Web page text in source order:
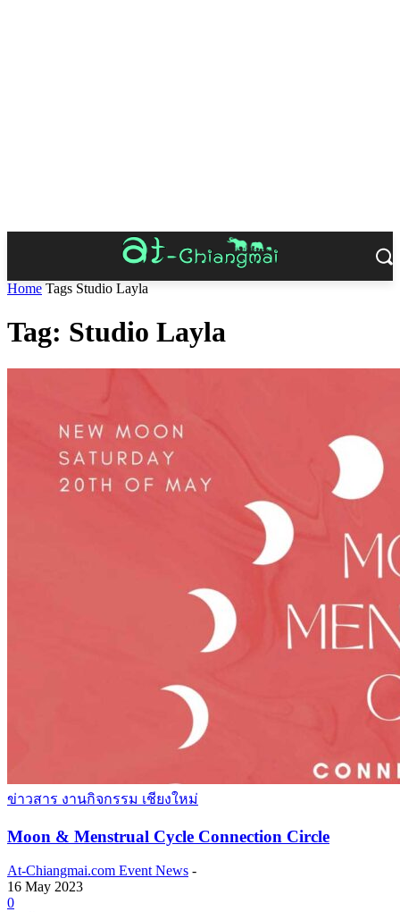
Home Tags Studio Layla
Tag: Studio Layla
ข่าวสาร งานกิจกรรม เชียงใหม่
Moon & Menstrual Cycle Connection Circle
At-Chiangmai.com Event News -
16 May 2023
0